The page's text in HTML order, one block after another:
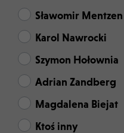
Sławomir Mentzen
Karol Nawrocki
Szymon Hołownia
Adrian Zandberg
Magdalena Biejat
Ktoś inny